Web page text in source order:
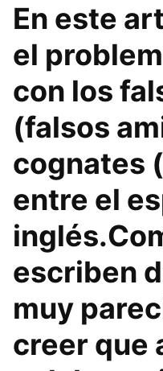
En este
el
con los
(falsos
cognates
entre el
escriben
muy
creer que